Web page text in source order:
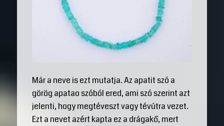
Már a neve is ezt mutatja. Az apatit szó a
görög apatao szóból ered, ami szó szerint azt
jelenti, hogy megtéveszt vagy tévútra vezet.
Ezt a nevet azért kapta ez a drágakő, mert